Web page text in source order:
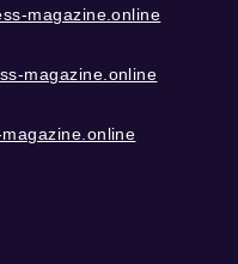
magazine.online
magazine.online